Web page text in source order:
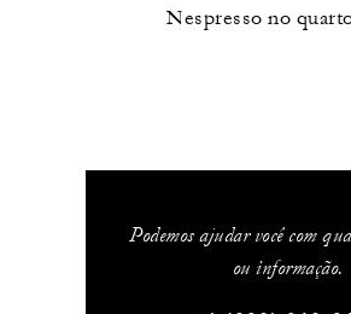
Nespresso no
Podemos ajudar você com
ou informação.